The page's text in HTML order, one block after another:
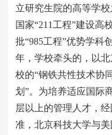
立研究生院的高等学
国家“211工程”建设高
批“985工程”优势学科
年，学校牵头的，以
校的“钢铁共性技术协
划”。为培养适应国际
层以上的管理人才，
准，北京科技大学与